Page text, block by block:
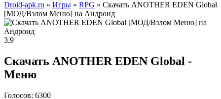
Droid-apk.ru » Игры » RPG » Скачать ANOTHER EDEN Global
[МОД/Взлом Меню] на Андроид
3.9
Скачать ANOTHER EDEN Global -
Меню
Голосов: 6300